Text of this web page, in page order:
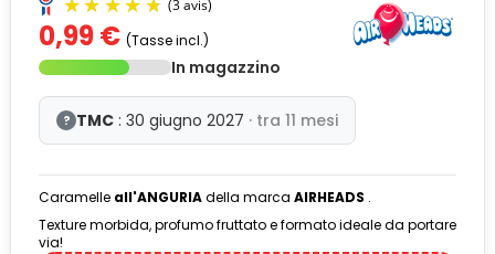
(3 avis)
0,99 € (Tasse incl.)
In magazzino
? TMC : 30 giugno 2027 · tra 11 mesi
Caramelle all'ANGURIAdella marca AIRHEADS .
Texture morbida, profumo fruttato e formato ideale da portare
via!